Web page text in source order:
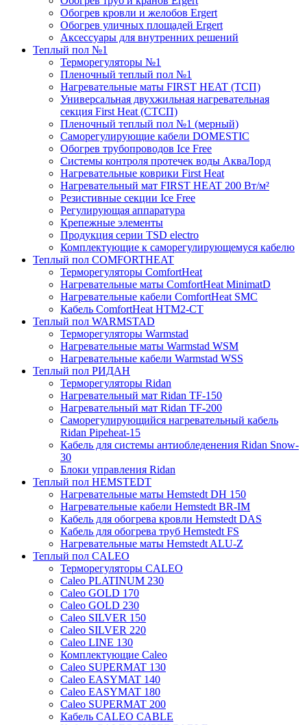
Обогрев кровли и желобов Ergert
Обогрев уличных площадей Ergert
Аксессуары для внутренних решений
Теплый пол №1
Терморегуляторы №1
Пленочный теплый пол №1
Нагревательные маты FIRST HEAT (ТСП)
Универсальная двухжильная нагревательная
секция First Heat (СТСП)
Пленочный теплый пол №1 (мерный)
Саморегулирующие кабели DOMESTIC
Обогрев трубопроводов Ice Free
Системы контроля протечек воды АкваЛорд
Нагревательные коврики First Heat
Нагревательный мат FIRST HEAT 200 Вт/м²
Резистивные секции Ice Free
Регулирующая аппаратура
Крепежные элементы
Продукция серии TSD electro
Комплектующие к саморегулирующемуся кабелю
Теплый пол COMFORTHEAT
Терморегуляторы ComfortHeat
Нагревательные маты ComfortHeat MinimatD
Нагревательные кабели ComfortHeat SMC
Кабель ComfortHeat HTM2-CT
Теплый пол WARMSTAD
Терморегуляторы Warmstad
Нагревательные маты Warmstad WSM
Нагревательные кабели Warmstad WSS
Теплый пол РИДАН
Терморегуляторы Ridan
Нагревательный мат Ridan TF-150
Нагревательный мат Ridan TF-200
Саморегулирующийся нагревательный кабель
Ridan Pipeheat-15
Кабель для системы антиобледенения Ridan Snow-
30
Блоки управления Ridan
Теплый пол HEMSTEDT
Нагревательные маты Hemstedt DH 150
Нагревательные кабели Hemstedt BR-IM
Кабель для обогрева кровли Hemstedt DAS
Кабель для обогрева труб Hemstedt FS
Нагревательные маты Hemstedt ALU-Z
Теплый пол CALEO
Терморегуляторы CALEO
Caleo PLATINUM 230
Caleo GOLD 170
Caleo GOLD 230
Caleo SILVER 150
Caleo SILVER 220
Caleo LINE 130
Комплектующие Caleo
Caleo SUPERMAT 130
Caleo EASYMAT 140
Caleo EASYMAT 180
Caleo SUPERMAT 200
Кабель CALEO CABLE